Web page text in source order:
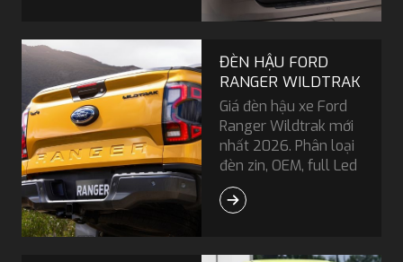
ĐÈN HẬU FORD
RANGER WILDTRAK
Giá đèn hậu xe Ford
Ranger Wildtrak mới
nhất 2026. Phân loại
đèn zin, OEM, full Led
và kinh nghiệm chọn
mua phù hợp.